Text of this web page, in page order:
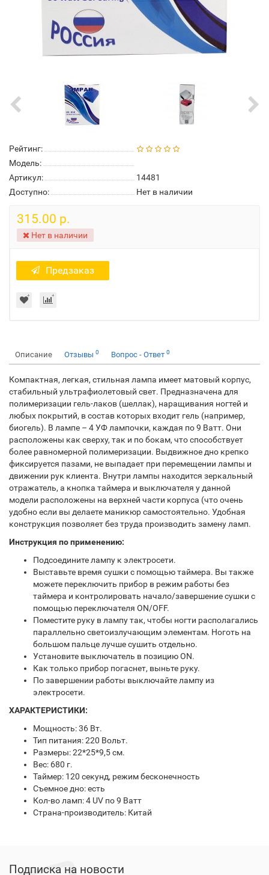
Рейтинг:
Модель:
Артикул:
14481
Доступно:
Нет в наличии
315.00 р.
Нет в наличии
Предзаказ
Описание Отзывы 0 Вопрос - Ответ 0
Компактная, легкая, стильная лампа имеет матовый корпус,
стабильный ультрафиолетовый свет. Предназначена для
полимеризации гель-лаков (шеллак), наращивания ногтей и
любых покрытий, в состав которых входит гель (например,
биогель). В лампе – 4 УФ лампочки, каждая по 9 Ватт. Они
расположены как сверху, так и по бокам, что способствует
более равномерной полимеризации. Выдвижное дно крепко
фиксируется пазами, не выпадает при перемещении лампы и
движении рук клиента. Внутри лампы находится зеркальный
отражатель, а кнопка таймера и выключателя у данной
модели расположены на верхней части корпуса (что очень
удобно если вы делаете маникюр самостоятельно. Удобная
конструкция позволяет без труда производить замену ламп.
Инструкция по применению:
Подсоедините лампу к электросети.
Выставьте время сушки с помощью таймера. Вы также
можете переключить прибор в режим работы без
таймера и контролировать начало/завершение сушки с
помощью переключателя ON/OFF.
Поместите руку в лампу так, чтобы ногти располагались
параллельно светоизлучающим элементам. Ноготь на
большом пальце лучше сушить отдельно.
Установите выключатель в позицию ON.
Как только прибор погаснет, выньте руку.
По завершении работы выключайте лампу из
электросети.
ХАРАКТЕРИСТИКИ:
Мощность: 36 Вт.
Тип питания: 220 Вольт.
Размеры: 22*25*9,5 см.
Вес: 680 г.
Таймер: 120 секунд, режим бесконечность
Съемное дно: есть
Кол-во ламп: 4 UV по 9 Ватт
Страна-производитель: Китай
Подписка на новости